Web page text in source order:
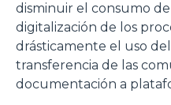
disminuir el consumo
digitalización de los
drásticamente el uso
transferencia de las
documentación a